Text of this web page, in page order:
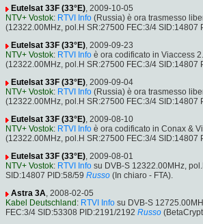
Eutelsat 33F (33°E), 2009-10-05
NTV+ Vostok: RTVI Info (Russia) è ora trasmesso
(12322.00MHz, pol.H SR:27500 FEC:3/4 SID:14807
Eutelsat 33F (33°E), 2009-09-23
NTV+ Vostok: RTVI Info è ora codificato in Viaccess
(12322.00MHz, pol.H SR:27500 FEC:3/4 SID:14807
Eutelsat 33F (33°E), 2009-09-04
NTV+ Vostok: RTVI Info (Russia) è ora trasmesso
(12322.00MHz, pol.H SR:27500 FEC:3/4 SID:14807
Eutelsat 33F (33°E), 2009-08-10
NTV+ Vostok: RTVI Info è ora codificato in Conax &
(12322.00MHz, pol.H SR:27500 FEC:3/4 SID:14807
Eutelsat 33F (33°E), 2009-08-01
NTV+ Vostok: RTVI Info su DVB-S 12322.00MHz,
SID:14807 PID:58/59 Russo (In chiaro - FTA).
Astra 3A, 2008-02-05
Kabel Deutschland : RTVI Info su DVB-S
FEC:3/4 SID:53308 PID:2191/2192 Russo